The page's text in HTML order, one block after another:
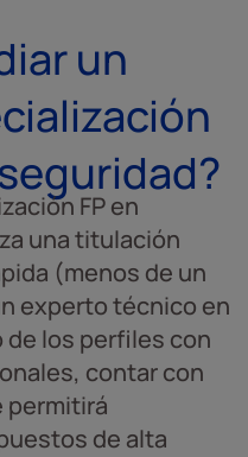
un
FP en
una titulación
(menos de un
experto técnico en
de los perfiles con
contar con
permitirá
de alta